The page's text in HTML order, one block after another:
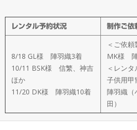
イ
ド
製
作
レンタル予約状況 制作ご依
8/18 GL様 陣羽織3着
10/11 BSK様 信繁、神吉
ほか
11/20 DK様 陣羽織10着
＜ご依
MK様 陣
＜レンタ
子供用甲
陣羽織（
田）